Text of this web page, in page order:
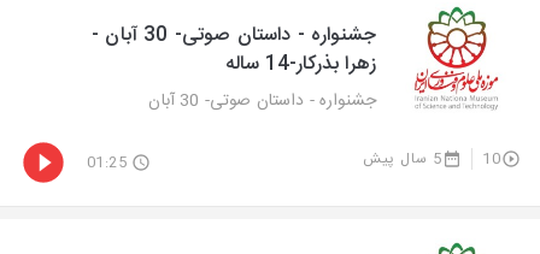
جشنواره - داستان صوتی- 30 آبان -
زهرا بذرکار-14 ساله
جشنواره - داستان صوتی- 30 آبان
10 5 سال پیش 01:25